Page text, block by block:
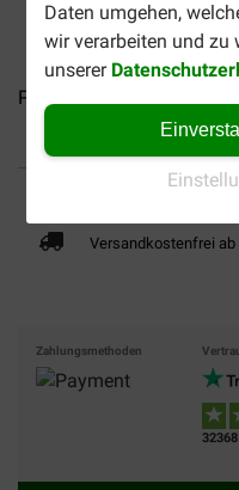
Daten umgehen,
wir verarbeiten und zu
unserer
Purly Holzstreu Füllung
Bis 30% günstiger
Versandkostenfrei ab
Zahlungsmethoden
32368